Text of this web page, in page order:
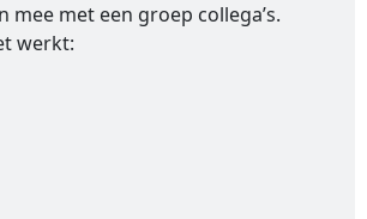
mee met een groep collega’s.
werkt: